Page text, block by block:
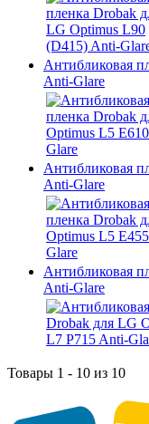
Антибликовая
Anti-Glare
Антибликовая
Anti-Glare
Антибликовая
Anti-Glare
Товары 1 - 10 из 10